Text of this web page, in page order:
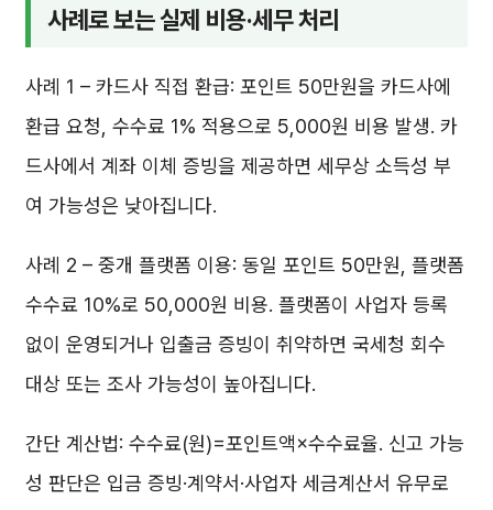
사례로 보는 실제 비용·세무 처리
사례 1 – 카드사 직접 환급: 포인트 50만원을 카드사에
환급 요청, 수수료 1% 적용으로 5,000원 비용 발생. 카
드사에서 계좌 이체 증빙을 제공하면 세무상 소득성 부
여 가능성은 낮아집니다.
사례 2 – 중개 플랫폼 이용: 동일 포인트 50만원, 플랫폼
수수료 10%로 50,000원 비용. 플랫폼이 사업자 등록
없이 운영되거나 입출금 증빙이 취약하면 국세청 회수
대상 또는 조사 가능성이 높아집니다.
간단 계산법: 수수료(원)=포인트액×수수료율. 신고 가능
성 판단은 입금 증빙·계약서·사업자 세금계산서 유무로